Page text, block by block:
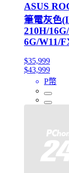
ASUS
筆電灰色
210H/
6G/W11/
$35,999
$43,999
P幣